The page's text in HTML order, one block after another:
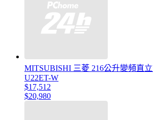
MITSUBISHI 三菱 216公升變頻直
U22ET-W
$17,512
$20,980